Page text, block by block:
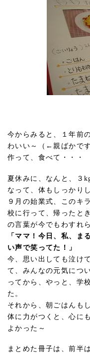
今からみると、１年前
わいい～（←親ばかで
作って、食べて・・
夏休みに、なんと、３
なって、体もしっかり
９月の始業式、このキ
校に行って、帰ったと
の言葉が今でもわすれ
「ママ！今日、私、ま
い声で笑ってた！」
今、思い出しても泣け
て、みんなの元気につ
ってから、やっと、学
た。
それから、朝ごはんも
体に力がつくと、心
よかった～
まとめた冊子は、前半